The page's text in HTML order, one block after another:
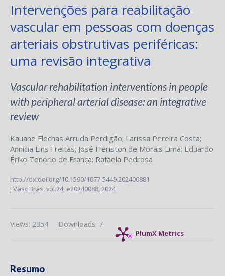
Intervenções para reabilitação
vascular em pessoas com doenças
arteriais obstrutivas periféricas:
uma revisão integrativa
Vascular rehabilitation interventions in people
with peripheral arterial disease: an integrative
review
Kauane Flechas Arruda Perdigão; Larissa Pereira Costa;
Annicia Lins Freitas; José Heriston de Morais Lima; Eduardo
Ériko Tenório de França; Rafaela Pedrosa
http://dx.doi.org/10.1590/1677-5449.202400881
J Vasc Bras,vol.24, e20240088, 2024
PlumX Metrics
Downloads: 7
Views: 2354
Resumo